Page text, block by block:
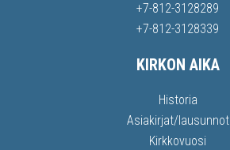
+7-812-3128289
+7-812-3128339
KIRKON AIKA
Historia
Asiakirjat/lausunnot
Kirkkovuosi